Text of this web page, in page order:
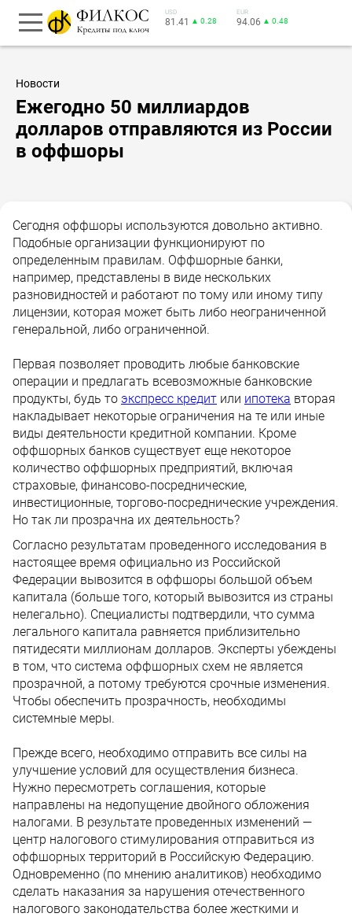
USD
81.41 ▲ 0.28
EUR
94.06 ▲ 0.48
Новости
Ежегодно 50 миллиардов
долларов отправляются из России
в оффшоры
Сегодня оффшоры используются довольно активно.
Подобные организации функционируют по
определенным правилам. Оффшорные банки,
например, представлены в виде нескольких
разновидностей и работают по тому или иному типу
лицензии, которая может быть либо неограниченной
генеральной, либо ограниченной.
Первая позволяет проводить любые банковские
операции и предлагать всевозможные банковские
продукты, будь то экспресс кредит или ипотека вторая
накладывает некоторые ограничения на те или иные
виды деятельности кредитной компании. Кроме
оффшорных банков существует еще некоторое
количество оффшорных предприятий, включая
страховые, финансово-посреднические,
инвестиционные, торгово-посреднические учреждения.
Но так ли прозрачна их деятельность?
Согласно результатам проведенного исследования в
настоящее время официально из Российской
Федерации вывозится в оффшоры большой объем
капитала (больше того, который вывозится из страны
нелегально). Специалисты подтвердили, что сумма
легального капитала равняется приблизительно
пятидесяти миллионам долларов. Эксперты убеждены
в том, что система оффшорных схем не является
прозрачной, а потому требуются срочные изменения.
Чтобы обеспечить прозрачность, необходимы
системные меры.
Прежде всего, необходимо отправить все силы на
улучшение условий для осуществления бизнеса.
Нужно пересмотреть соглашения, которые
направлены на недопущение двойного обложения
налогами. В результате проведенных изменений —
центр налогового стимулирования отправиться из
оффшорных территорий в Российскую Федерацию.
Одновременно (по мнению аналитиков) необходимо
сделать наказания за нарушения отечественного
налогового законодательства более жесткими и